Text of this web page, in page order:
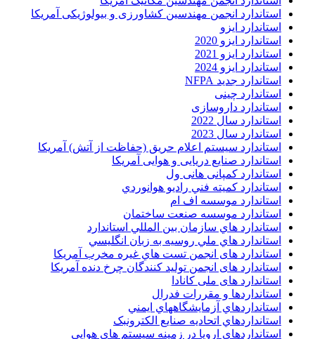
استاندارد انجمن مهندسین کشاورزی و بیولوژیکی آمریکا
استاندارد ایزو
استاندارد ایزو 2020
استاندارد ایزو 2021
استاندارد ایزو 2024
استاندارد جدید NFPA
استاندارد چینی
استاندارد داروسازی
استاندارد سال 2022
استاندارد سال 2023
استاندارد سیستم اعلام حریق (حفاظت از آتش) آمریکا
استاندارد صنایع دریایی و هوایی آمریکا
استاندارد کمپانی هانی ول
استاندارد کميته فني راديو هوانوردي
استاندارد موسسه اف ام
استاندارد موسسه صنعت ساختمان
استاندارد هاي سازمان بين المللي استاندارد
استاندارد هاي ملي روسيه به زبان انگليسي
استاندارد های انجمن تست هاي غيره مخرب آمريکا
استاندارد های انجمن توليد کنندگان چرخ دنده آمريکا
استاندارد های ملی کانادا
استانداردها و مقررات فدرال
استانداردهاي آزمايشگاههاي ايمني
استانداردهاي اتحاديه صنايع الکترونبک
استانداردهاي اروپا در زمينه سيستم هاي هوايي